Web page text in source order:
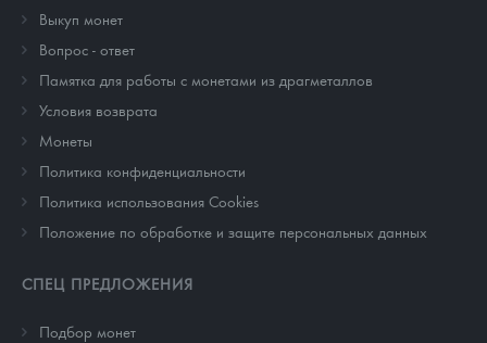
Выкуп монет
Вопрос - ответ
Памятка для работы с монетами из драгметаллов
Условия возврата
Монеты
Политика конфиденциальности
Политика использования Cookies
Положение по обработке и защите персональных данных
СПЕЦ ПРЕДЛОЖЕНИЯ
Подбор монет